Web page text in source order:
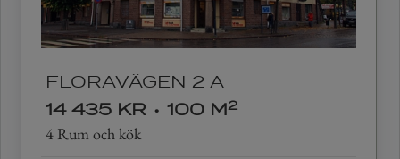
FLORAVÄGEN 2 A
14 435 KR • 100 M2
4 Rum och kök